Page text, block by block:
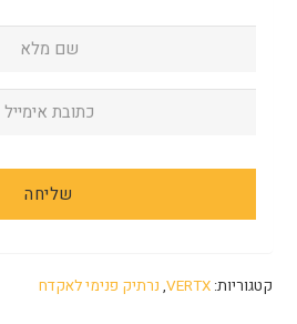
קטגוריות:VERTX
, נרתיק פנימי לאקדח